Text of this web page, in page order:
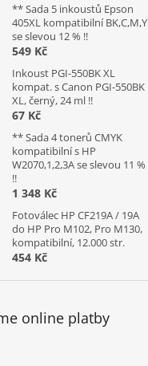
** Sada 5 inkoustů Epson
405XL kompatibilní BK,C,M,Y
se slevou 12 % !!
549 Kč
Inkoust PGI-550BK XL
kompat. s Canon PGI-550BK
XL, černý, 24 ml !!
67 Kč
** Sada 4 tonerů CMYK
kompatibilní s HP
W2070,1,2,3A se slevou 11 %
!!
1 348 Kč
Fotoválec HP CF219A / 19A
do HP Pro M102, Pro M130,
kompatibilní, 12.000 str.
454 Kč
online platby